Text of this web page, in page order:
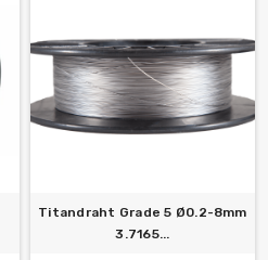
Titandraht Grade 5 Ø0.2-8mm
3.7165...